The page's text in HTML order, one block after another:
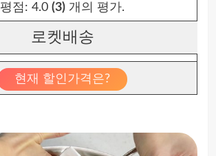
평점: 4.0 (3)개의 평가.
로켓배송
현재 할인가격은?